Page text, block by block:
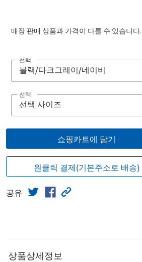
매장 판매 상품과 가격이 다를 수 있습니다.
선택
선택
쇼핑카트에 담기
원클릭 결제(기본주소로 배송)
공유
상품상세정보